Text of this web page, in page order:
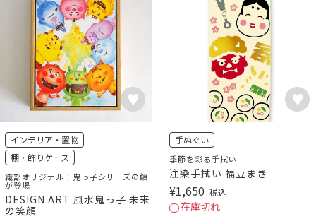
インテリア・置物
棚・飾りケース
織部オリジナル！鬼っ子シリーズの額
が登場
DESIGN ART 風水鬼っ子 未来
の笑顔
手ぬぐい
季節を彩る手拭い
注染手拭い 福豆まき
¥1,650 税込
在庫切れ